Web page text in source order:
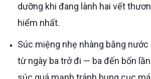
dưỡng khi đang lành hai vết
hiểm nhất.
Súc miệng nhẹ nhàng bằng nước muối sinh lý ấm
từ ngày ba trở đi — ba đến bốn